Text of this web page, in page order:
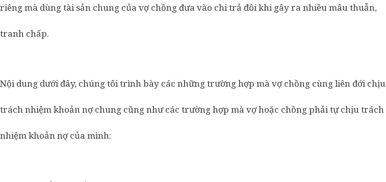
riêng mà dùng tài sản chung của vợ chồng đưa vào chi trả đôi khi gây ra nhiều mâu thuẫn,
tranh chấp.
Nội dung dưới đây, chúng tôi trình bày các những trường hợp mà vợ chồng cùng liên đới chịu
trách nhiệm khoản nợ chung cũng như các trường hợp mà vợ hoặc chồng phải tự chịu trách
nhiệm khoản nợ của mình: